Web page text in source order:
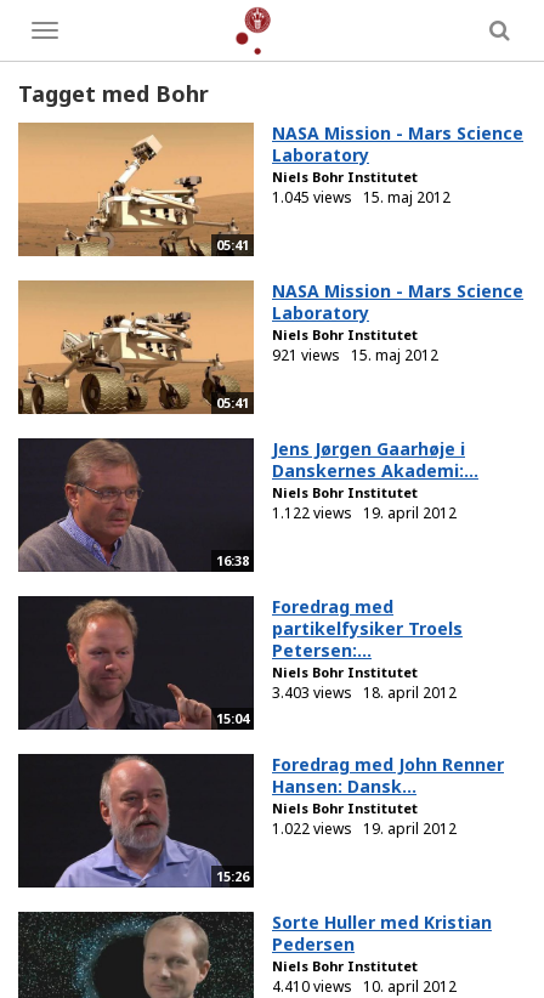
Toggle
menu
Tagget med Bohr
05:41
NASA Mission - Mars Science
Laboratory
Niels Bohr Institutet
1.045 views 15. maj 2012
05:41
NASA Mission - Mars Science
Laboratory
Niels Bohr Institutet
921 views 15. maj 2012
16:38
Jens Jørgen Gaarhøje i
Danskernes Akademi:...
Niels Bohr Institutet
1.122 views 19. april 2012
15:04
Foredrag med
partikelfysiker Troels
Petersen:...
Niels Bohr Institutet
3.403 views 18. april 2012
15:26
Foredrag med John Renner
Hansen: Dansk...
Niels Bohr Institutet
1.022 views 19. april 2012
Sorte Huller med Kristian
Pedersen
Niels Bohr Institutet
4.410 views 10. april 2012